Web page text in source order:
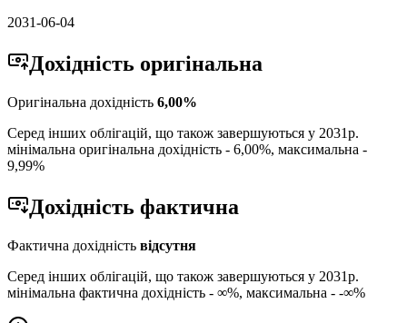
2031-06-04
Дохідність оригінальна
Оригінальна дохідність 6,00%
Серед інших облігацій, що також завершуються у 2031р.
мінімальна оригінальна дохідність - 6,00%, максимальна -
9,99%
Дохідність фактична
Фактична дохідність відсутня
Серед інших облігацій, що також завершуються у 2031р.
мінімальна фактична дохідність - ∞%, максимальна - -∞%